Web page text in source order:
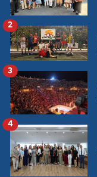
2
3
4